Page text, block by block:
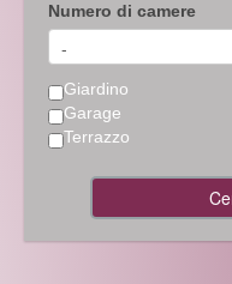
Numero di camere
Giardino
Garage
Terrazzo